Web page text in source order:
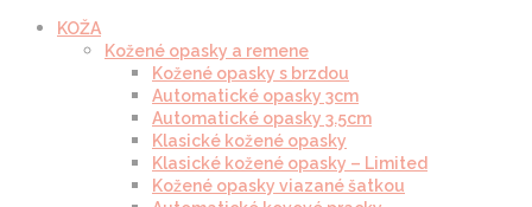
KOŽA
Kožené opasky a remene
Kožené opasky s brzdou
Automatické opasky 3cm
Automatické opasky 3.5cm
Klasické kožené opasky
Klasické kožené opasky – Limited
Kožené opasky viazané šatkou